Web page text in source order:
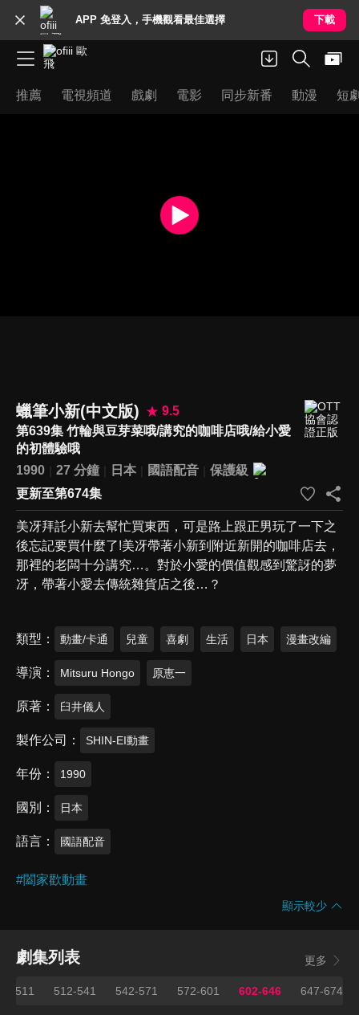
APP 免登入，手機觀看最佳選擇 下載
推薦 電視頻道 戲劇 電影 同步新番 動漫 短
蠟筆小新(中文版)
9.5
第639集 竹輪與豆芽菜哦/講究的咖啡店哦/給小愛
的初體驗哦
1990
27 分鐘 日本 國語配音
保護級
更新至第674集
美冴拜託小新去幫忙買東西，可是路上跟正男玩了一下之
後忘記要買什麼了!美冴帶著小新到附近新開的咖啡店去，
那裡的老闆十分講究…。對於小愛的價值觀感到驚訝的夢
冴，帶著小愛去傳統雜貨店之後…？
類型 動畫/卡通 兒童 喜劇 生活 日本 漫畫改編
導演 Mitsuru Hongo 原恵一
原著 臼井儀人
製作公司 SHIN-EI動畫
年份 1990
國別 日本
語言 國語配音
#闔家歡動畫
顯示較少
劇集列表 更多
511 512-541 542-571 572-601 602-646 647-674